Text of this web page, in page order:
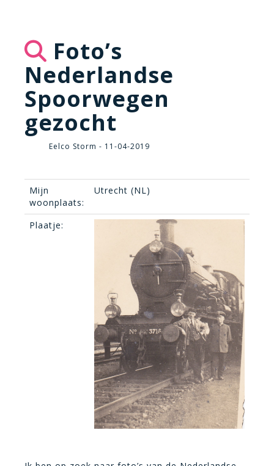
Foto’s
Nederlandse
Spoorwegen
gezocht
Eelco Storm - 11-04-2019
Mijn
woonplaats:
Utrecht (NL)
Plaatje: